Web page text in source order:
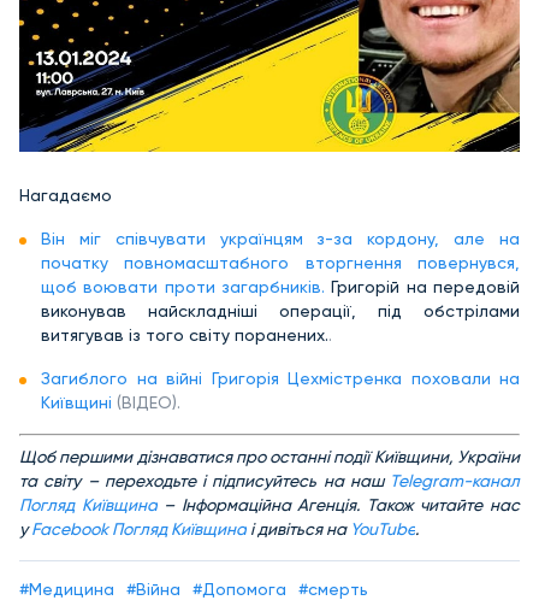
Нагадаємо
Він міг співчувати українцям з-за кордону, але на
початку повномасштабного вторгнення повернувся,
щоб воювати проти загарбників. Григорій на передовій
виконував найскладніші операції, під обстрілами
витягував із того світу поранених..
Загиблого на війні Григорія Цехмістренка поховали на
Київщині (ВІДЕО).
Щоб першими дізнаватися про останні події Київщини, України
та світу – переходьте і підписуйтесь на наш Telegram-канал
Погляд Київщина– Інформаційна Агенція. Також читайте нас
уFacebook Погляд Київщина і дивіться на YouTube.
#Медицина #Війна #Допомога #смерть